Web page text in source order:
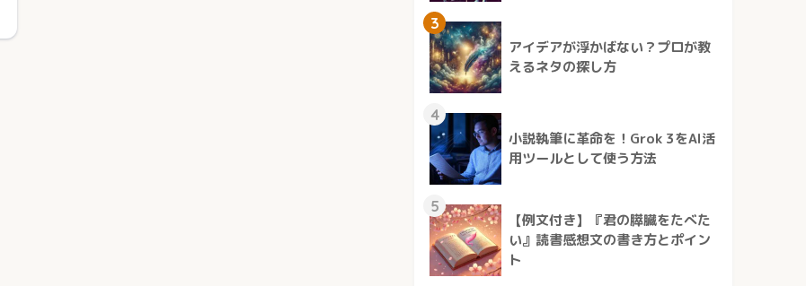
3
アイデアが浮かばない？プロが教
えるネタの探し方
4
小説執筆に革命を！Grok 3をAI活
用ツールとして使う方法
5
【例文付き】『君の膵臓をたべた
い』読書感想文の書き方とポイン
ト